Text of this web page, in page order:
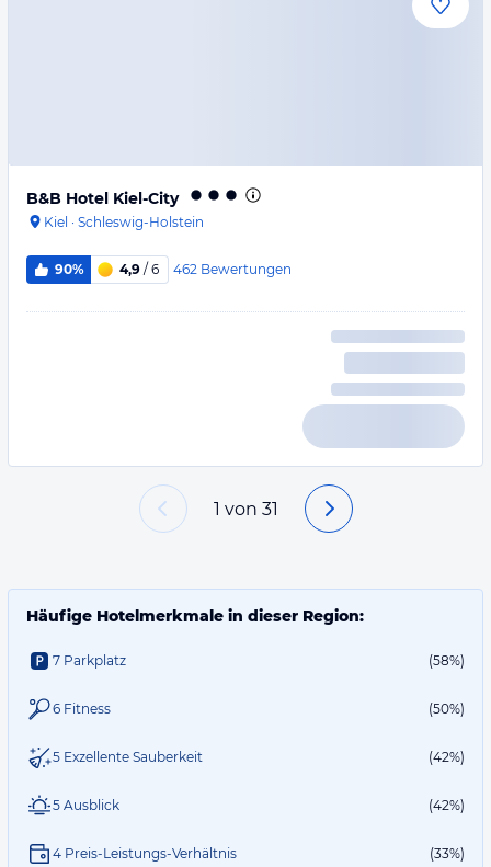
B&B Hotel Kiel-City
Kiel · Schleswig-Holstein
90% 4,9 / 6 462 Bewertungen
1 von 31
Häufige Hotelmerkmale in dieser Region:
7 Parkplatz (58%)
6 Fitness (50%)
5 Exzellente Sauberkeit (42%)
5 Ausblick (42%)
4 Preis-Leistungs-Verhältnis (33%)